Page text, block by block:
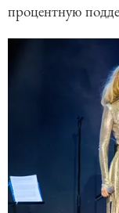
процентную